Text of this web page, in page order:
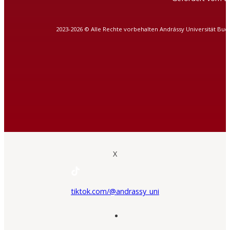
2023-2026 © Alle Rechte vorbehalten Andrássy Universität
X
tiktok.com/@andrassy_uni